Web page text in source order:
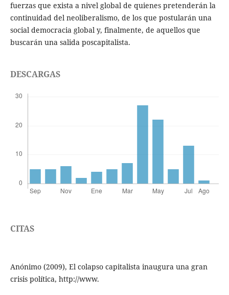
fuerzas que exista a nivel global de quienes pretenderán la
continuidad del neoliberalismo, de los que postularán una
social democracia global y, finalmente, de aquellos que
buscarán una salida poscapitalista.
DESCARGAS
CITAS
Anónimo (2009), El colapso capitalista inaugura una gran
crisis política, http://www.